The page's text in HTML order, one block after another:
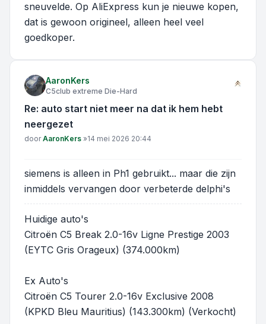
sneuvelde. Op AliExpress kun je nieuwe kopen,
dat is gewoon origineel, alleen heel veel
goedkoper.
AaronKers
C5club extreme Die-Hard
Re: auto start niet meer na dat ik hem hebt
neergezet
Bericht
doorAaronKers »14 mei 2026 20:44
siemens is alleen in Ph1 gebruikt... maar die zijn
inmiddels vervangen door verbeterde delphi's
Huidige auto's
Citroën C5 Break 2.0-16v Ligne Prestige 2003
(EYTC Gris Orageux) (374.000km)
Ex Auto's
Citroën C5 Tourer 2.0-16v Exclusive 2008
(KPKD Bleu Mauritius) (143.300km) (Verkocht)